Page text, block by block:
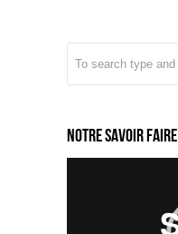
Notre savoir faire